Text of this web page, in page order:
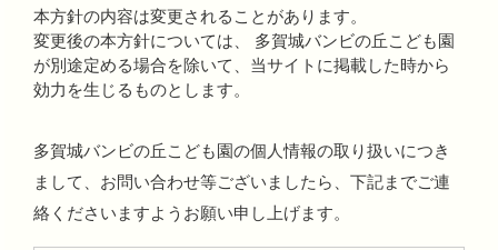
本方針の内容は変更されることがあります。
変更後の本方針については、 多賀城バンビの丘こども園
が別途定める場合を除いて、当サイトに掲載した時から
効力を生じるものとします。
多賀城バンビの丘こども園の個人情報の取り扱いにつき
まして、お問い合わせ等ございましたら、下記までご連
絡くださいますようお願い申し上げます。